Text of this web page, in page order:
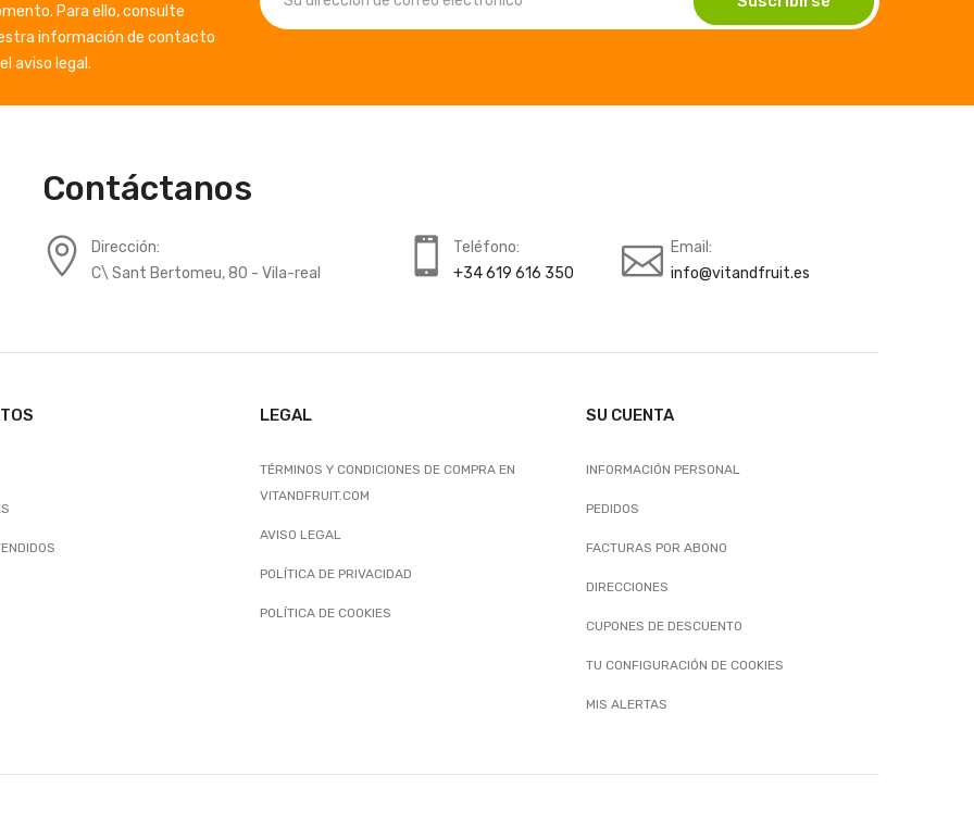
Para ello, consulte
información de contacto
aviso legal.
Contáctanos
Dirección:
C\ Sant Bertomeu, 80 - Vila-real
Teléfono:
+34 619 616 350
Email:
info@vitandfruit.es
LEGAL
TÉRMINOS Y CONDICIONES DE COMPRA EN
VITANDFRUIT.COM
AVISO LEGAL
POLÍTICA DE PRIVACIDAD
POLÍTICA DE COOKIES
SU CUENTA
INFORMACIÓN PERSONAL
PEDIDOS
FACTURAS POR ABONO
DIRECCIONES
CUPONES DE DESCUENTO
TU CONFIGURACIÓN DE COOKIES
MIS ALERTAS